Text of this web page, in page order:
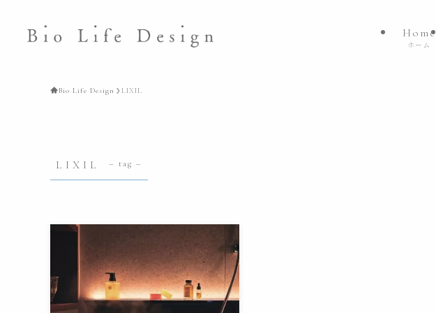
Home
ホーム
Bio Life Design LIXIL
LIXIL – tag –